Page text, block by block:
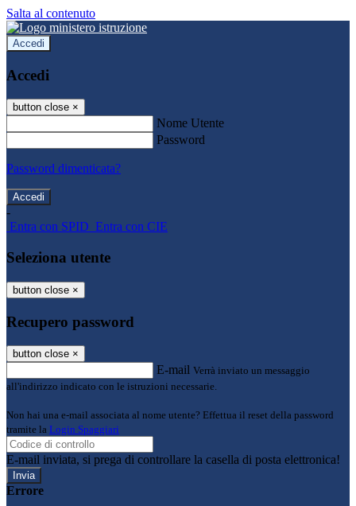
Salta al contenuto
Accedi
Accedi
button close ×
Nome Utente
Password
Password dimenticata?
-
Entra con SPID Entra con CIE
Seleziona utente
button close ×
Recupero password
button close ×
E-mail Verrà inviato un messaggio
all'indirizzo indicato con le istruzioni necessarie.
Non hai una e-mail associata al nome utente? Effettua il reset della password
tramite la Login Spaggiari
E-mail inviata, si prega di controllare la casella di posta elettronica!
Errore